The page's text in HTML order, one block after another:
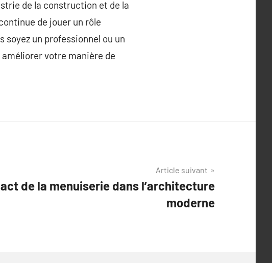
de la construction et de la
de jouer un rôle
soyez un professionnel ou un
votre manière de
Article suivant
de la menuiserie dans l’architecture
moderne